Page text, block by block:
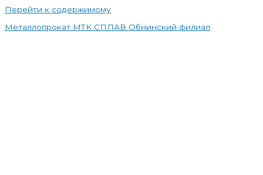
Перейти к содержимому
Металлопрокат МТК СПЛАВ Обнинский филиал